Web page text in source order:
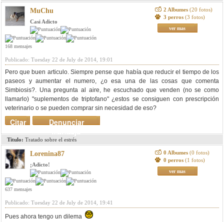
MuChu
Casi Adicto
168 mensajes
2 Albumes (20 fotos)
3 perros (3 fotos)
ver mas
Publicado: Tuesday 22 de July de 2014, 19:01
Pero que buen articulo. Siempre pense que había que reducir el tiempo de los
paseos y aumentar el numero, ¿o esa una de las cosas que comenta
Simbiosis?. Una pregunta al aire, he escuchado que venden (no se como
llamarlo) "suplementos de triptofano" ¿estos se consiguen con prescripción
veterinario o se pueden comprar sin necesidad de eso?
Denunciar
mensaje
Citar
Titulo: Tratado sobre el estrés
Lorenina87
¡Adicto!
637 mensajes
0 Albumes (0 fotos)
0 perros (1 fotos)
ver mas
Publicado: Tuesday 22 de July de 2014, 19:41
Pues ahora tengo un dilema